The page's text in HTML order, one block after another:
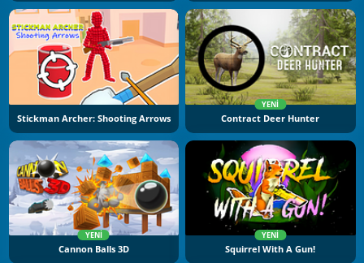
Stickman Archer: Shooting Arrows
YENI
Contract Deer Hunter
YENI
Cannon Balls 3D
YENI
Squirrel With A Gun!